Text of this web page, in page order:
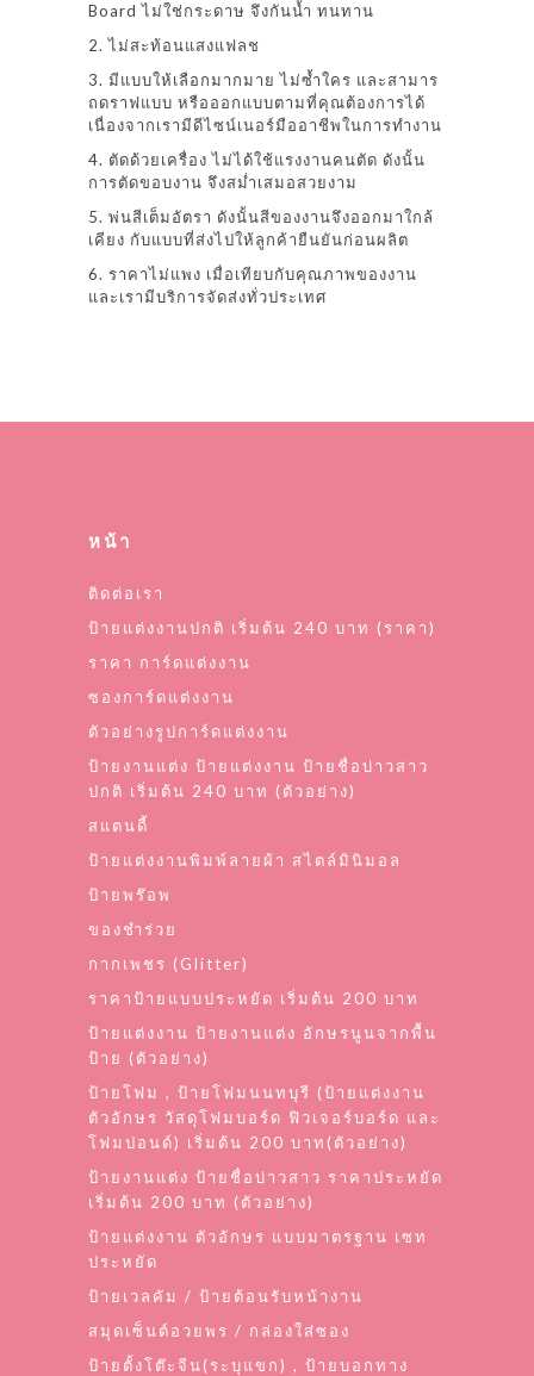
Board ไม่ใช่กระดาษ จึงกันน้ำ ทนทาน
2. ไม่สะท้อนแสงแฟลช
3. มีแบบให้เลือกมากมาย ไม่ซ้ำใคร และสามาร
ถดราฟแบบ หรือออกแบบตามที่คุณต้องการได้
เนื่องจากเรามีดีไซน์เนอร์มืออาชีพในการทำงาน
4. ตัดด้วยเครื่อง ไม่ได้ใช้แรงงานคนตัด ดังนั้น
การตัดขอบงาน จึงสม่ำเสมอสวยงาม
5. พ่นสีเต็มอัตรา ดังนั้นสีของงานจึงออกมาใกล้
เคียง กับแบบที่ส่งไปให้ลูกค้ายืนยันก่อนผลิต
6. ราคาไม่แพง เมื่อเทียบกับคุณภาพของงาน
และเรามีบริการจัดส่งทั่วประเทศ
หน้า
ติดต่อเรา
ป้ายแต่งงานปกติ เริ่มต้น 240 บาท (ราคา)
ราคา การ์ดแต่งงาน
ซองการ์ดแต่งงาน
ตัวอย่างรูปการ์ดแต่งงาน
ป้ายงานแต่ง ป้ายแต่งงาน ป้ายชื่อบ่าวสาว
ปกติ เริ่มต้น 240 บาท (ตัวอย่าง)
สแตนดี้
ป้ายแต่งงานพิมพ์ลายผ้า สไตล์มินิมอล
ป้ายพร๊อพ
ของชำร่วย
กากเพชร (Glitter)
ราคาป้ายแบบประหยัด เริ่มต้น 200 บาท
ป้ายแต่งงาน ป้ายงานแต่ง อักษรนูนจากพื้น
ป้าย (ตัวอย่าง)
ป้ายโฟม , ป้ายโฟมนนทบุรี (ป้ายแต่งงาน
ตัวอักษร วัสดุโฟมบอร์ด ฟิวเจอร์บอร์ด และ
โฟมปอนด์) เริ่มต้น 200 บาท(ตัวอย่าง)
ป้ายงานแต่ง ป้ายชื่อบ่าวสาว ราคาประหยัด
เริ่มต้น 200 บาท (ตัวอย่าง)
ป้ายแต่งงาน ตัวอักษร แบบมาตรฐาน เซท
ประหยัด
ป้ายเวลคัม / ป้ายต้อนรับหน้างาน
สมุดเซ็นต์อวยพร / กล่องใส่ซอง
ป้ายตั้งโต๊ะจีน(ระบุแขก) , ป้ายบอกทาง